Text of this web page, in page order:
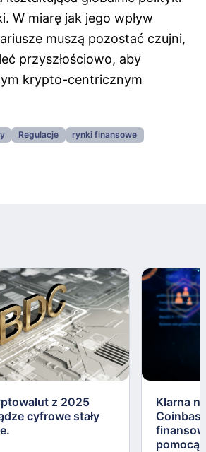
W miarę jak jego wpływ
muszą pozostać czujni,
przyszłościowo, aby
krypto-centricznym
Regulacje
rynki finansowe
z 2025
cyfrowe stały
Klarna
pomocą